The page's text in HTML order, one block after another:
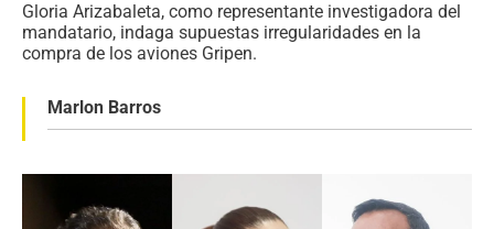
Gloria Arizabaleta, como representante investigadora del
mandatario, indaga supuestas irregularidades en la
compra de los aviones Gripen.
Marlon Barros